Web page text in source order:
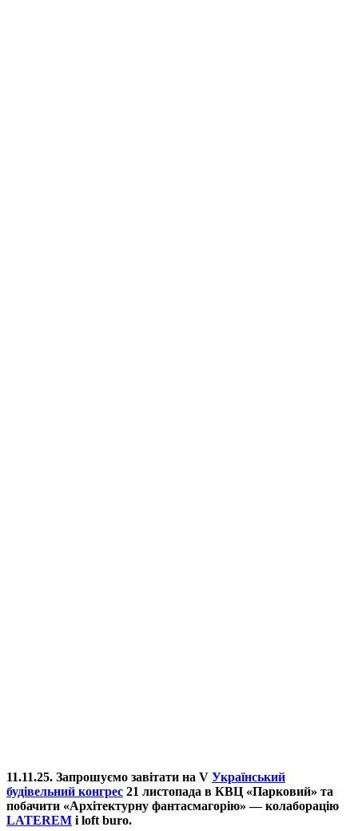
11.11.25. Запрошуємо завітати на V Український
будівельний конгрес 21 листопада в КВЦ «Парковий» та
побачити «Архітектурну фантасмагорію» — колаборацію
LATEREM і loft buro.